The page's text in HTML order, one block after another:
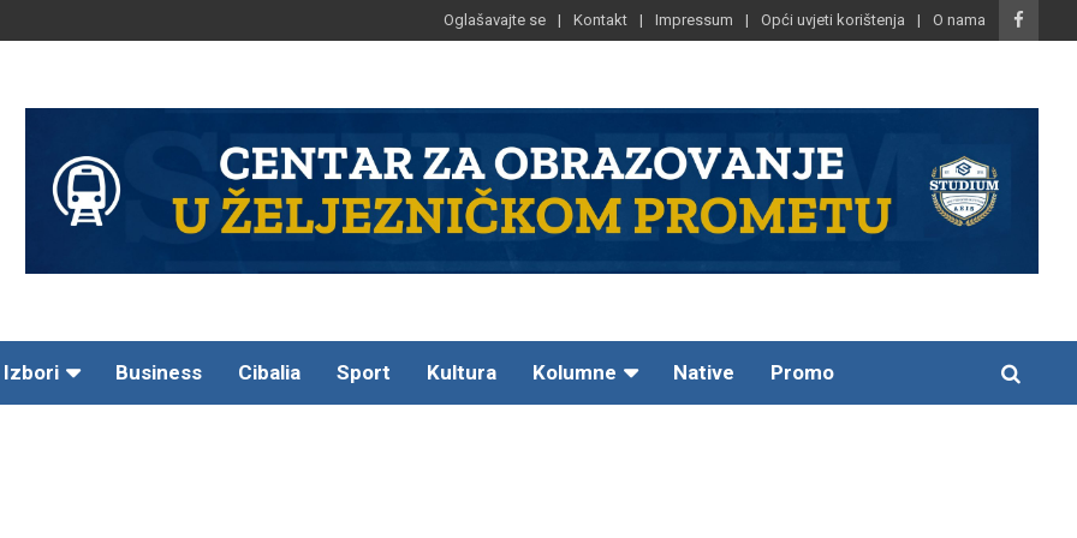
Oglašavajte se Kontakt Impressum Opći uvjeti korištenja O nama
Izbori Business Cibalia Sport Kultura Kolumne Native Promo